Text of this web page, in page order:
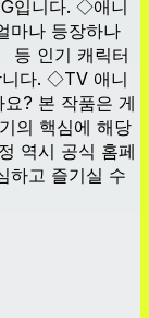
입니다. ◇애니
마나 등장하나
등 인기 캐릭터
니다. ◇TV 애니
? 본 작품은 게
의 핵심에 해당
역시 공식 홈페
하고 즐기실 수